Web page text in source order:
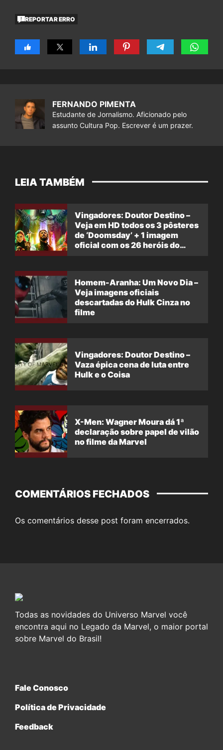
REPORTAR ERRO
FERNANDO PIMENTA
Estudante de Jornalismo. Aficionado pelo
assunto Cultura Pop. Escrever é um prazer.
LEIA TAMBÉM
Vingadores: Doutor Destino –
Veja em HD todos os 3 pôsteres
de ‘Doomsday’ + 1 imagem
oficial com os 26 heróis do
Homem-Aranha: Um Novo Dia –
Veja imagens oficiais
descartadas do Hulk Cinza no
filme
Vingadores: Doutor Destino –
Vaza épica cena de luta entre
Hulk e o Coisa
X-Men: Wagner Moura dá 1ª
declaração sobre papel de vilão
no filme da Marvel
COMENTÁRIOS FECHADOS
Os comentários desse post foram encerrados.
Todas as novidades do Universo Marvel você
encontra aqui no Legado da Marvel, o maior portal
sobre Marvel do Brasil!
Fale Conosco
Política de Privacidade
Feedback